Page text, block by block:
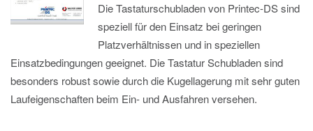
Die Tastaturschubladen von Printec-DS sind
speziell für den Einsatz bei geringen
Platzverhältnissen und in speziellen
Einsatzbedingungen geeignet. Die Tastatur Schubladen sind
besonders robust sowie durch die Kugellagerung mit sehr guten
Laufeigenschaften beim Ein- und Ausfahren versehen.